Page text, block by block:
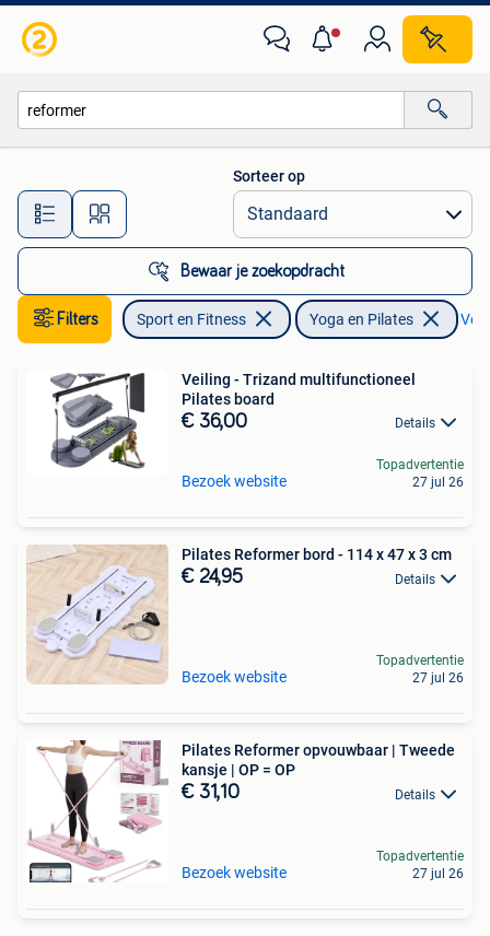
Alle afstanden…
Sorteer op
Bewaar je zoekopdracht
Filters Sport en Fitness Yoga en Pilates
Veiling - Trizand multifunctioneel
Pilates board
€ 36,00 Details
Bezoek website
Topadvertentie
27 jul 26
Pilates Reformer bord - 114 x 47 x 3 cm
€ 24,95 Details
Bezoek website
Topadvertentie
27 jul 26
Pilates Reformer opvouwbaar | Tweede
kansje | OP = OP
€ 31,10 Details
Bezoek website
Topadvertentie
27 jul 26